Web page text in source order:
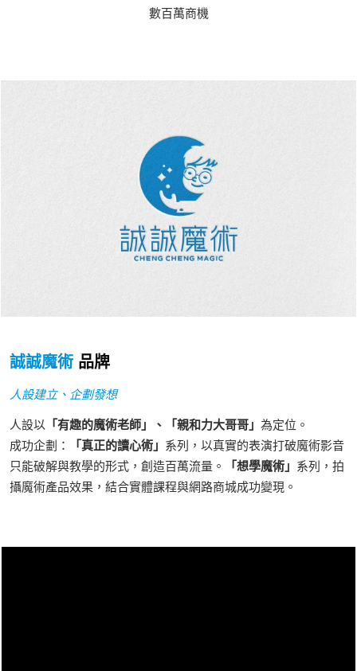
數百萬商機
誠誠魔術 品牌
人設建立、企劃發想
人設以 「有趣的魔術老師」、 「親和力大哥哥」 為定位。
成功企劃：
「真正的讀心術」 系列，以真實的表演打破魔術影音
只能破解與教學的形式，創造百萬流量。
「想學魔術」 系列，拍
攝魔術產品效果，結合實體課程與網路商城成功變現。